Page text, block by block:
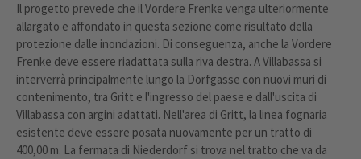
Il progetto prevede che il Vordere Frenke venga ulteriormente
allargato e affondato in questa sezione come risultato della
protezione dalle inondazioni. Di conseguenza, anche la Vordere
Frenke deve essere riadattata sulla riva destra. A Villabassa si
interverrà principalmente lungo la Dorfgasse con nuovi muri di
contenimento, tra Gritt e l'ingresso del paese e dall'uscita di
Villabassa con argini adattati. Nell'area di Gritt, la linea fognaria
esistente deve essere posata nuovamente per un tratto di
400,00 m. La fermata di Niederdorf si trova nel tratto che va da